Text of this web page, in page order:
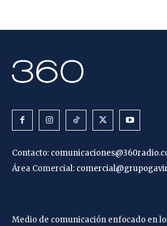
Contacto:
Área Comercial:
Medio de comunicación enfocado en